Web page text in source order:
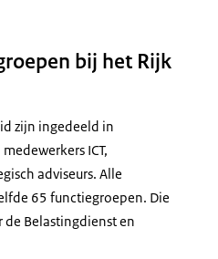
bij het Rijk
zijn ingedeeld in
ICT,
adviseurs. Alle
65 functiegroepen. Die
Belastingdienst en